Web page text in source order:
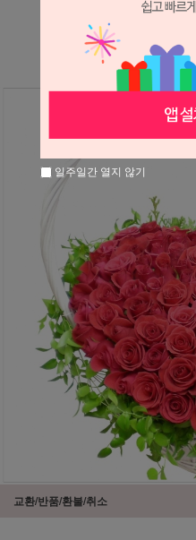
는 시세 변동에 따
문의 후
교환/반품/환불/취소
일주일간 열지 않기